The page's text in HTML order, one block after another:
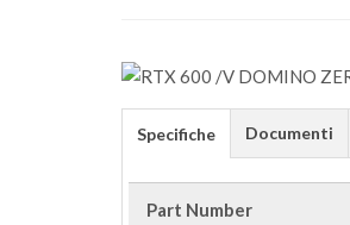
Specifiche Documenti
Part Number